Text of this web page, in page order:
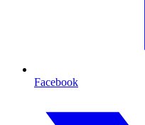
Facebook